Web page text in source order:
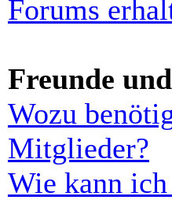
Forums
Freunde
Wozu
Mitglieder?
Wie kann